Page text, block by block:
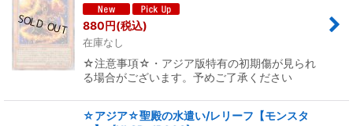
880円(税込)
在庫なし
☆注意事項☆・アジア版特有の初期傷が見られ
る場合がございます。予めご了承ください
☆アジア☆聖殿の水遣い/レリーフ【モンスタ